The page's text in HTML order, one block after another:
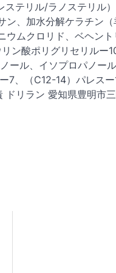
テリル/ラノステリル
、加水分解ケラチン
ムクロリド、ベヘン
ン酸ポリグリセリルー
ール、イソプロパノー
7、（C12-14）パレス
ドリラン 愛知県豊明